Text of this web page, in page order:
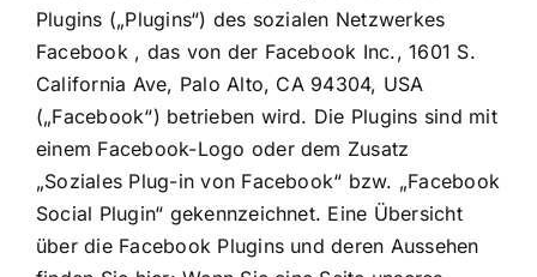
Plugins („Plugins“) des sozialen Netzwerkes
Facebook , das von der Facebook Inc., 1601 S.
California Ave, Palo Alto, CA 94304, USA
(„Facebook“) betrieben wird. Die Plugins sind mit
einem Facebook-Logo oder dem Zusatz
„Soziales Plug-in von Facebook“ bzw. „Facebook
Social Plugin“ gekennzeichnet. Eine Übersicht
über die Facebook Plugins und deren Aussehen